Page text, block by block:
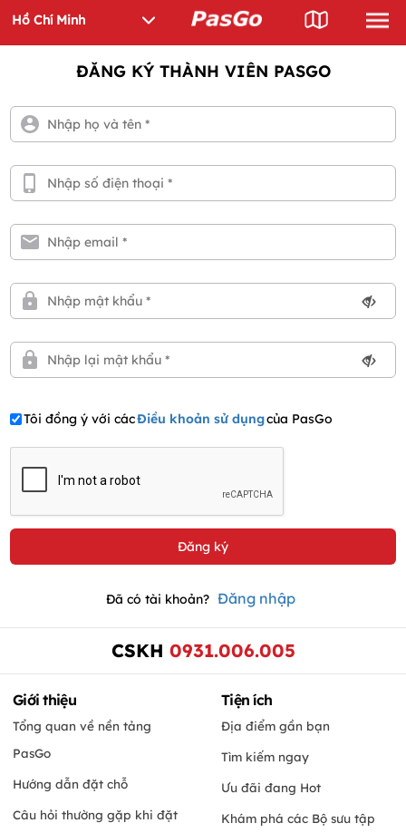
ĐĂNG KÝ THÀNH VIÊN PASGO
Tôi đồng ý với cácĐiều khoản sử dụngcủa PasGo
Đã có tài khoản? Đăng nhập
CSKH 0931.006.005
Giới thiệu
Tổng quan về nền tảng
PasGo
Hướng dẫn đặt chỗ
Câu hỏi thường gặp khi đặt
Tiện ích
Địa điểm gần bạn
Tìm kiếm ngay
Ưu đãi đang Hot
Khám phá các Bộ sưu tập